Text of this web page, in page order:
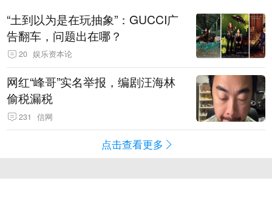
“土到以为是在玩抽象”：GUCCI广
告翻车，问题出在哪？
20 娱乐资本论
网红“峰哥”实名举报，编剧汪海林
偷税漏税
231 信网
点击查看更多